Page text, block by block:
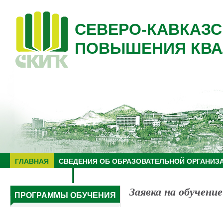
СЕВЕРО-
ПОВЫШЕНИЯ
ГЛАВНАЯ
СВЕДЕНИЯ ОБ ОБРАЗОВАТЕЛЬНОЙ
ПРОГРАММЫ ОБУЧЕНИЯ Заявка на обучение